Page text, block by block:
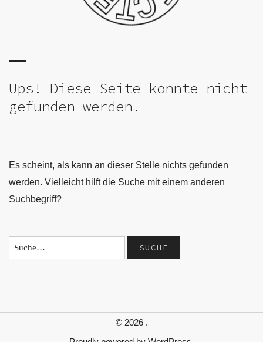
Ups! Diese Seite konnte nicht
gefunden werden.
Es scheint, als kann an dieser Stelle nichts gefunden
werden. Vielleicht hilft die Suche mit einem anderen
Suchbegriff?
© 2026 .